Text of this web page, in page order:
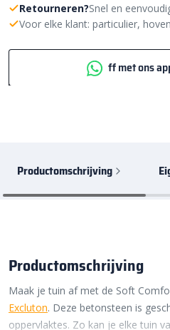
Retourneren?Snel en
Voor elke klant: particulier,
ff met ons
Productomschrijving
Productomschrijving
Maak je tuin af met de Soft
Excluton. Deze betonsteen is
oppervlaktes. Zo kan je elke tuin